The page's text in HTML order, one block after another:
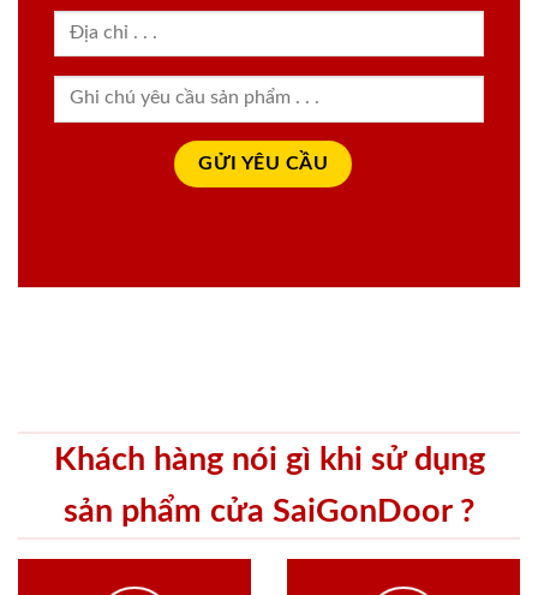
Khách hàng nói gì khi sử dụng
sản phẩm cửa SaiGonDoor ?